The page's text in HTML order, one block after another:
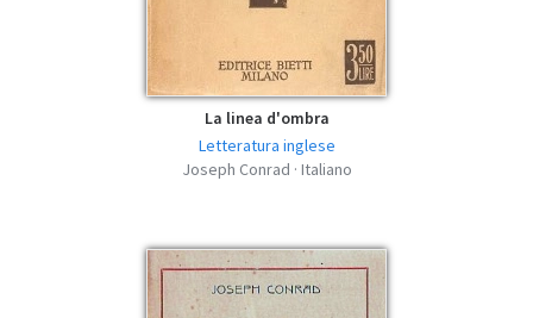
Cuore di tenebra - Joseph Conrad - AZW3
azw3 | 171.92 KB | 835 hits
La linea d'ombra
Letteratura inglese
Joseph Conrad · Italiano